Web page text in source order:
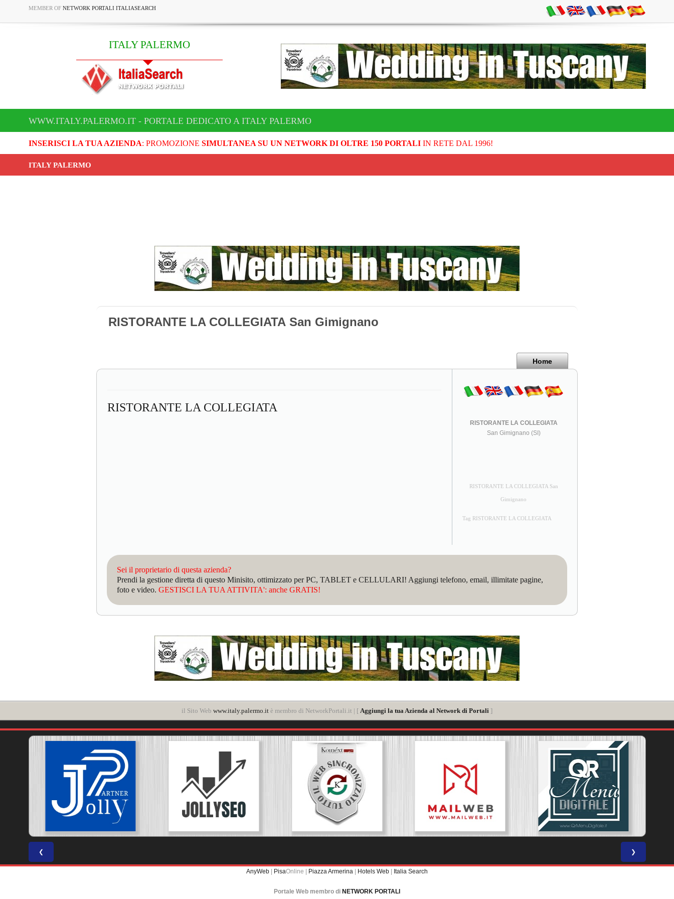
MEMBER OF NETWORK PORTALI ITALIASEARCH
ITALY PALERMO
WWW.ITALY.PALERMO.IT - PORTALE DEDICATO A ITALY PALERMO
INSERISCI LA TUA AZIENDA: PROMOZIONE SIMULTANEA SU UN NETWORK DI OLTRE 150 PORTALIIN RETE DAL 1996!
ITALY PALERMO
RISTORANTE LA COLLEGIATA San Gimignano
Home
RISTORANTE LA COLLEGIATA
RISTORANTE LA COLLEGIATA
San Gimignano (SI)
RISTORANTE LA COLLEGIATA San
Gimignano
Tag RISTORANTE LA COLLEGIATA
Sei il proprietario di questa azienda?
Prendi la gestione diretta di questo Minisito, ottimizzato per PC, TABLET e CELLULARI! Aggiungi telefono, email, illimitate pagine,
foto e video. GESTISCI LA TUA ATTIVITA': anche GRATIS!
il Sito Web www.italy.palermo.it è membro di NetworkPortali.it | [ Aggiungi la tua Azienda al Network di Portali ]
❮ ❯
AnyWeb | PisaOnline | Piazza Armerina | Hotels Web | Italia Search
Portale Web membro di NETWORK PORTALI